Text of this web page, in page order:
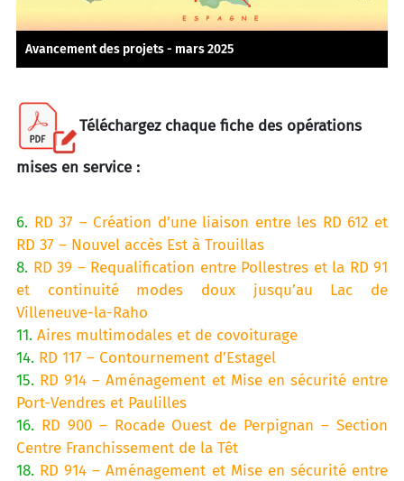
Avancement des projets - mars 2025
Téléchargez chaque fiche des opérations
mises en service :
6. RD 37 – Création d’une liaison entre les RD 612 et
RD 37 – Nouvel accès Est à Trouillas
8. RD 39 – Requalification entre Pollestres et la RD 91
et continuité modes doux jusqu’au Lac de
Villeneuve-la-Raho
11. Aires multimodales et de covoiturage
14. RD 117 – Contournement d’Estagel
15. RD 914 – Aménagement et Mise en sécurité entre
Port-Vendres et Paulilles
16. RD 900 – Rocade Ouest de Perpignan – Section
Centre Franchissement de la Têt
18. RD 914 – Aménagement et Mise en sécurité entre